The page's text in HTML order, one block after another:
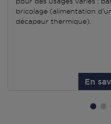
bricolage (alimentation
décapeur thermique).
En